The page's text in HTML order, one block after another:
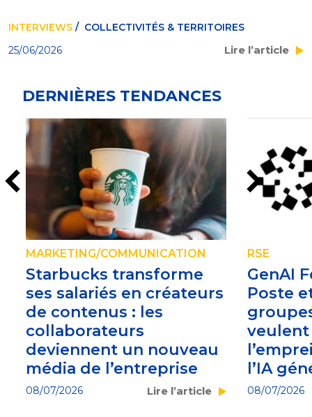
25/06/2026
INTERVIEWS / COLLECTIVITÉS & TERRITOIRES
Lire l’article
DERNIÈRES TENDANCES
MARKETING/COMMUNICATION
Starbucks transforme
ses salariés en créateurs
de contenus : les
collaborateurs
deviennent un nouveau
média de l’entreprise
08/07/2026 Lire l’article
RSE
GenAI
Poste
l’IA
08/07/2026